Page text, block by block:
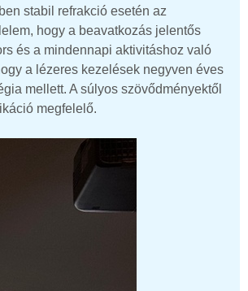
stabil refrakció esetén az
hogy a beavatkozás jelentős
és a mindennapi aktivitáshoz való
a lézeres kezelések negyven éves
mellett. A súlyos szövődményektől
megfelelő.